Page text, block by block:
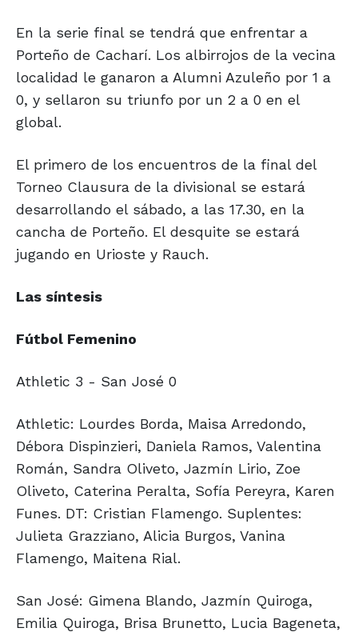
En la serie final se tendrá que enfrentar a
Porteño de Cacharí. Los albirrojos de la vecina
localidad le ganaron a Alumni Azuleño por 1 a
0, y sellaron su triunfo por un 2 a 0 en el
global.
El primero de los encuentros de la final del
Torneo Clausura de la divisional se estará
desarrollando el sábado, a las 17.30, en la
cancha de Porteño. El desquite se estará
jugando en Urioste y Rauch.
Las síntesis
Fútbol Femenino
Athletic 3 - San José 0
Athletic: Lourdes Borda, Maisa Arredondo,
Débora Dispinzieri, Daniela Ramos, Valentina
Román, Sandra Oliveto, Jazmín Lirio, Zoe
Oliveto, Caterina Peralta, Sofía Pereyra, Karen
Funes. DT: Cristian Flamengo. Suplentes:
Julieta Grazziano, Alicia Burgos, Vanina
Flamengo, Maitena Rial.
San José: Gimena Blando, Jazmín Quiroga,
Emilia Quiroga, Brisa Brunetto, Lucia Bageneta,